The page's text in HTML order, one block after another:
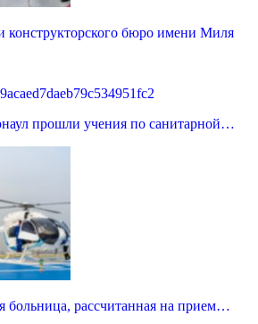
конструкторского бюро имени Миля
прошли учения по санитарной…
больница, рассчитанная на прием…